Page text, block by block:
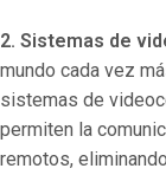
2. Sistemas de
mundo cada vez
sistemas de
permiten la
remotos,